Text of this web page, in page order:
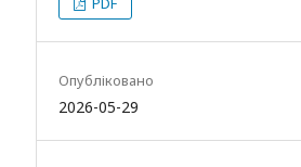
Опубліковано
2026-05-29